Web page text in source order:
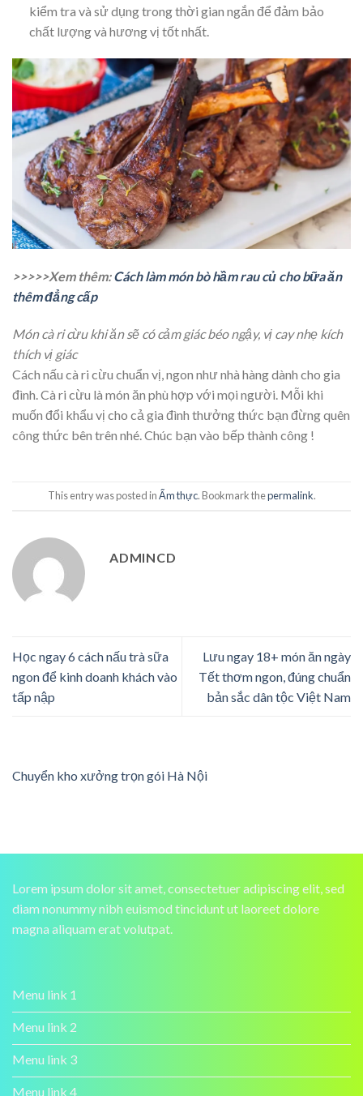
kiểm tra và sử dụng trong thời gian ngắn để đảm bảo
chất lượng và hương vị tốt nhất.
>>>>>Xem thêm:Cách làm món bò hầm rau củ cho bữa ăn
thêm đẳng cấp
Món cà ri cừu khi ăn sẽ có cảm giác béo ngậy, vị cay nhẹ kích
thích vị giác
Cách nấu cà ri cừu chuẩn vị, ngon như nhà hàng dành cho gia
đình. Cà ri cừu là món ăn phù hợp với mọi người. Mỗi khi
muốn đổi khẩu vị cho cả gia đình thưởng thức bạn đừng quên
công thức bên trên nhé. Chúc bạn vào bếp thành công !
This entry was posted inẨm thực. Bookmark thepermalink.
ADMINCD
Học ngay 6 cách nấu trà sữa
ngon để kinh doanh khách vào
tấp nập
Lưu ngay 18+ món ăn ngày
Tết thơm ngon, đúng chuẩn
bản sắc dân tộc Việt Nam
Chuyển kho xưởng trọn gói Hà Nội
Lorem ipsum dolor sit amet, consectetuer adipiscing elit, sed
diam nonummy nibh euismod tincidunt ut laoreet dolore
magna aliquam erat volutpat.
Menu link 1
Menu link 2
Menu link 3
Menu link 4